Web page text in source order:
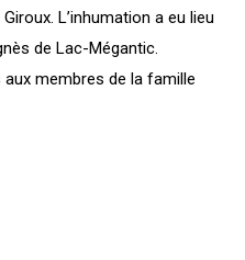
L’inhumation a eu lieu
de Lac-Mégantic.
membres de la famille